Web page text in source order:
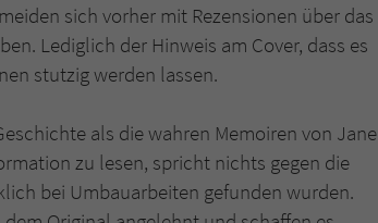
sich vorher mit Rezensionen über das
Lediglich der Hinweis am Cover, dass es
stutzig werden lassen.
als die wahren Memoiren von Jane
zu lesen, spricht nichts gegen die
bei Umbauarbeiten gefunden wurden.